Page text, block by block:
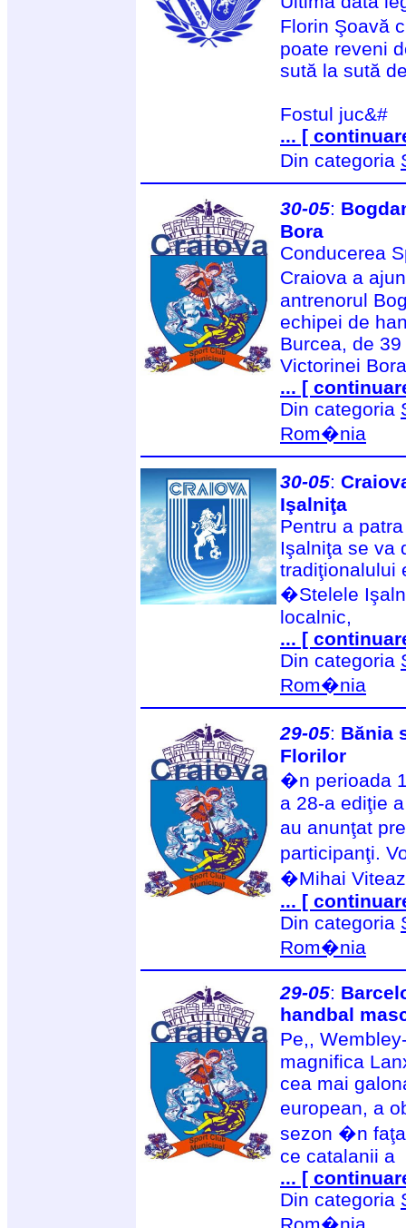
Florin Şoavă
poate reveni
sută la sută
Fostul juc&#
... [
Din categoria
30-05:
Bora
Conducerea
Craiova a
antrenorul
echipei de
Burcea, de
Victorinei
... [
Din categoria
Rom�nia
30-05:
Işalniţa
Pentru a
Işalniţa se va
tradiţionalului
�Stelele
localnic,
... [
Din categoria
Rom�nia
29-05: Bănia
Florilor
�n perioada
a 28-a ediţie
au anunţat
participanţi.
�Mihai
... [
Din categoria
Rom�nia
29-05:
handbal
Pe,,
magnifica
cea mai
european, a
sezon �n
ce catalanii a
... [
Din categoria